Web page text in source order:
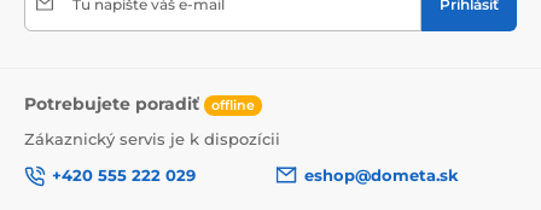
Tu napíšte váš e-mail Prihlásiť
Potrebujete poradiť offline
Zákaznický servis je k dispozícii
+420 555 222 029
eshop@dometa.sk